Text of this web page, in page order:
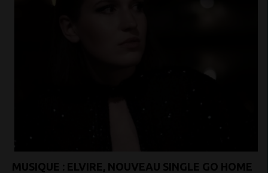
MUSIQUE : ELVIRE, NOUVEAU SINGLE GO HOME